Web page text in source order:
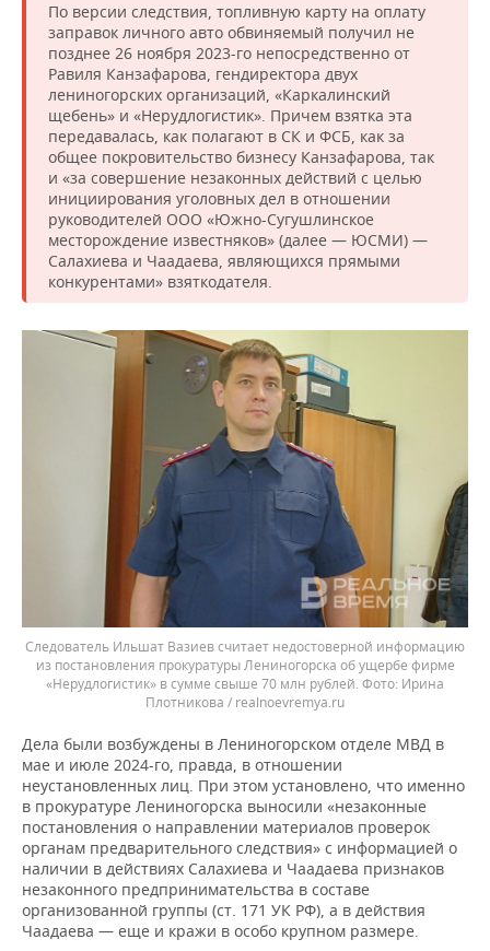
По версии следствия, топливную карту на оплату
заправок личного авто обвиняемый получил не
позднее 26 ноября 2023-го непосредственно от
Равиля Канзафарова, гендиректора двух
лениногорских организаций, «Каркалинский
щебень» и «Нерудлогистик». Причем взятка эта
передавалась, как полагают в СК и ФСБ, как за
общее покровительство бизнесу Канзафарова, так
и «за совершение незаконных действий с целью
инициирования уголовных дел в отношении
руководителей ООО «Южно-Сугушлинское
месторождение известняков» (далее — ЮСМИ) —
Салахиева и Чаадаева, являющихся прямыми
конкурентами» взяткодателя.
Следователь Ильшат Вазиев считает недостоверной информацию
из постановления прокуратуры Лениногорска об ущербе фирме
«Нерудлогистик» в сумме свыше 70 млн рублей.
Ирина
Плотникова / realnoevremya.ru
Дела были возбуждены в Лениногорском отделе МВД в
мае и июле 2024-го, правда, в отношении
неустановленных лиц. При этом установлено, что именно
в прокуратуре Лениногорска выносили «незаконные
постановления о направлении материалов проверок
органам предварительного следствия» с информацией о
наличии в действиях Салахиева и Чаадаева признаков
незаконного предпринимательства в составе
организованной группы (ст. 171 УК РФ), а в действия
Чаадаева — еще и кражи в особо крупном размере.